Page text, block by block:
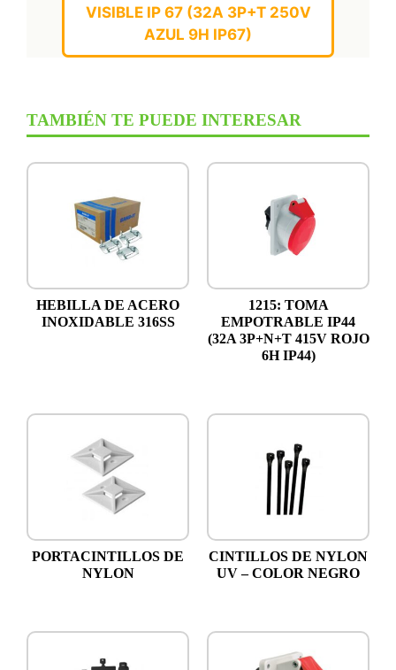
VISIBLE IP 67 (32A 3P+T 250V
AZUL 9H IP67)
TAMBIÉN TE PUEDE INTERESAR
HEBILLA DE ACERO
INOXIDABLE 316SS
1215: TOMA
EMPOTRABLE IP44
(32A 3P+N+T 415V ROJO
6H IP44)
PORTACINTILLOS DE
NYLON
CINTILLOS DE NYLON
UV – COLOR NEGRO